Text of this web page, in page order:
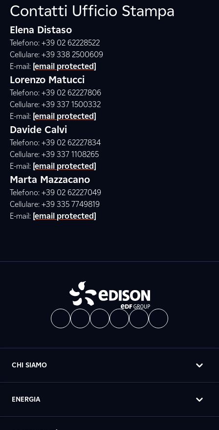
Contatti Ufficio Stampa
Elena Distaso
Telefono: +39 02 62228522
Cellulare: +39 338 2500609
E-mail: [email protected]
Lorenzo Matucci
Telefono: +39 02 62227806
Cellulare: +39 337 1500332
E-mail: [email protected]
Davide Calvi
Telefono: +39 02 62227834
Cellulare: +39 337 1108265
E-mail: [email protected]
Marta Mazzacano
Telefono: +39 02 62227049
Cellulare: +39 335 7749819
E-mail: [email protected]
CHI SIAMO
ENERGIA